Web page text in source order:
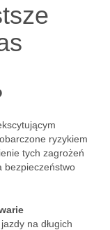
ryzykiem
tych zagrożeń
bezpieczeństwo
na długich